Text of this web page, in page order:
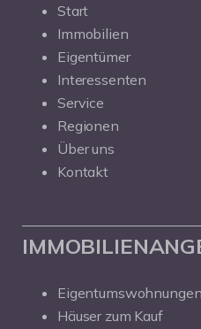
Start
Immobilien
Eigentümer
Interessenten
Service
Regionen
Über uns
Kontakt
Eigentumswohnungen
Häuser zum Kauf